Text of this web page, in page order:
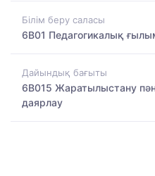
Білім беру саласы
6B01 Педагогикалық
Дайындық бағыты
6B015 Жаратылыстану
даярлау